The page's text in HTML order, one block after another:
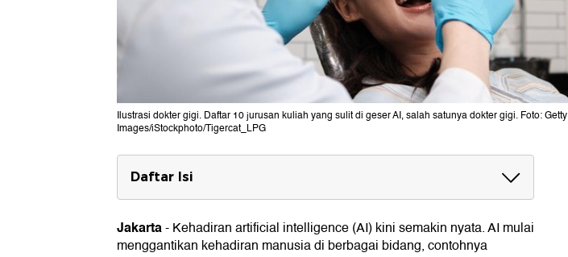
Ilustrasi dokter gigi. Daftar 10 jurusan kuliah yang sulit di geser AI, salah satunya dokter gigi. Foto: Getty
Images/iStockphoto/Tigercat_LPG
Daftar Isi
10 Jurusan Kuliah yang Sulit Digantikan AI
1. Keperawatan
2. Seni Pertunjukan
Jakarta-Kehadiran artificial intelligence (AI) kini semakin nyata. AI mulai
menggantikan kehadiran manusia di berbagai bidang, contohnya